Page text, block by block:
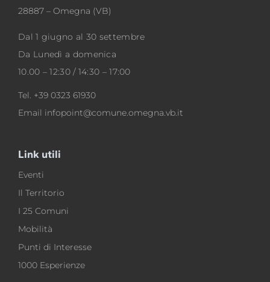
28887 – Omegna (VB)
Dal 1 giugno al 30 settembre
Da Lunedì a domenica
10.00 – 12:30 / 14:30 – 17:00
Tel. +39 0323 61930
Email infopoint@comune.omegna.vb.it
Link utili
Eventi
Il Territorio
I 25 Comuni
Mobilità
Punti di Interesse
1000 Esperienze